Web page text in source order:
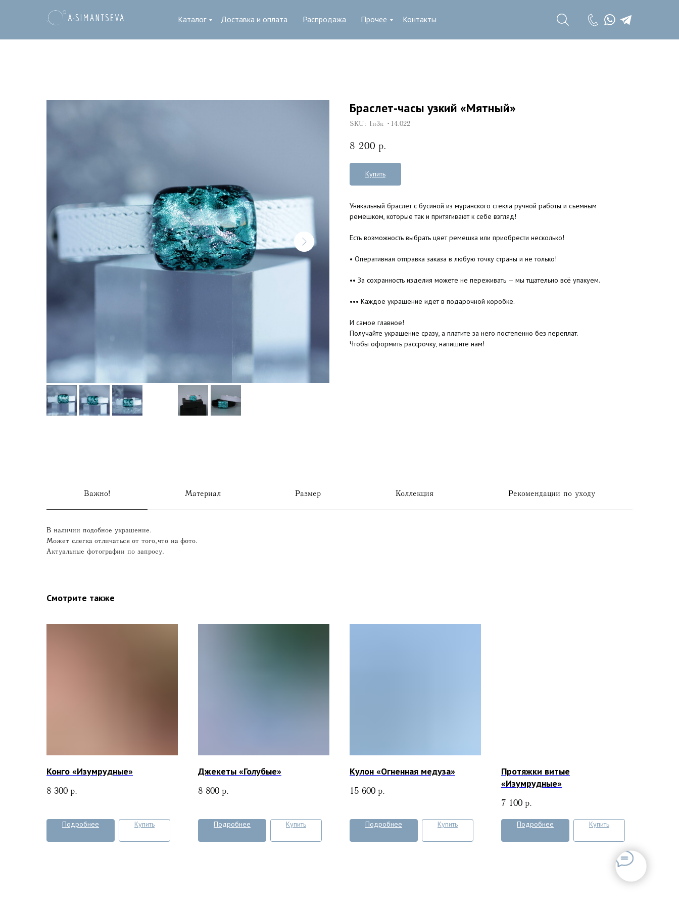
Каталог Контакты
Доставка и оплата Прочее
Распродажа
Браслет-часы узкий «Мятный»
SKU: 1и3к •14.022
8 200 р.
Купить
Уникальный браслет с бусиной из муранского стекла ручной работы и съемным
ремешком, которые так и притягивают к себе взгляд!
Есть возможность выбрать цвет ремешка или приобрести несколько!
• Оперативная отправка заказа в любую точку страны и не только!
•• За сохранность изделия можете не переживать — мы тщательно всё упакуем.
••• Каждое украшение идет в подарочной коробке.
И самое главное!
Получайте украшение сразу, а платите за него постепенно без переплат.
Чтобы оформить рассрочку, напишите нам!
Важно! Материал Размер Коллекция Рекомендации по уходу
В наличии подобное украшение.
Может слегка отличаться от того, что на фото.
Актуальные фотографии по запросу.
Смотрите также
Конго «Изумрудные»
8 300 р.
Подробнее Купить
Джекеты «Голубые»
8 800 р.
Подробнее Купить
Кулон «Огненная медуза»
15 600 р.
Подробнее Купить
Протяжки витые
«Изумрудные»
7 100 р.
Подробнее Купить